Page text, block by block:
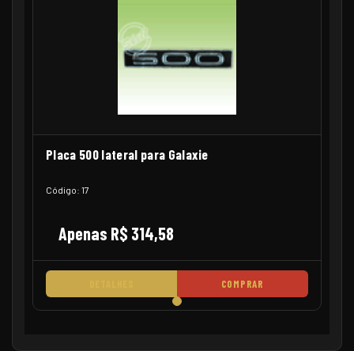
Placa 500 lateral para Galaxie
Código: 17
Apenas R$ 314,58
COMPRAR